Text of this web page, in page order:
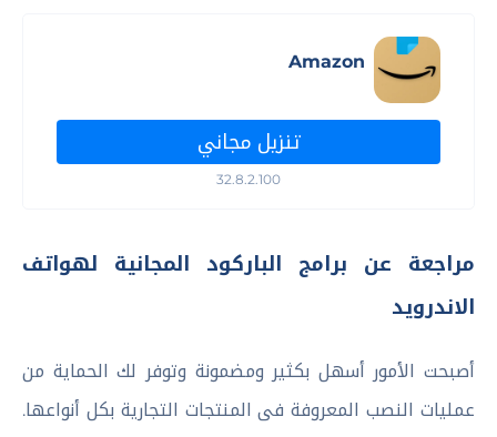
Amazon
تنزيل مجاني
32.8.2.100
مراجعة عن برامج الباركود المجانية لهواتف
الاندرويد
أصبحت الأمور أسهل بكثير ومضمونة وتوفر لك الحماية من
عمليات النصب المعروفة فى المنتجات التجارية بكل أنواعها.